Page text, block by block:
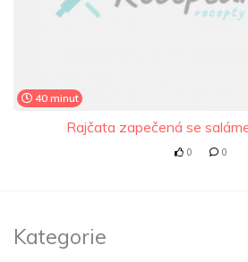
40 minut
Rajčata zapečená se
0 0
Kategorie